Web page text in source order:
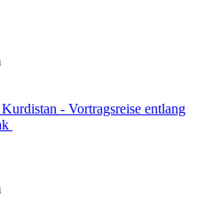
- Vortragsreise entlang